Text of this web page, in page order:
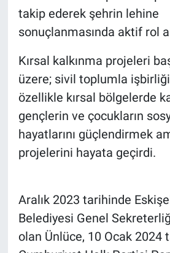
takip ederek şehrin lehine
sonuçlanmasında aktif rol
Kırsal kalkınma projeleri
üzere; sivil toplumla
özellikle kırsal bölgelerde
gençlerin ve çocukların
hayatlarını güçlendirmek
projelerini hayata geçirdi.
Aralık 2023 tarihinde
Belediyesi Genel
olan Ünlüce, 10 Ocak 2024